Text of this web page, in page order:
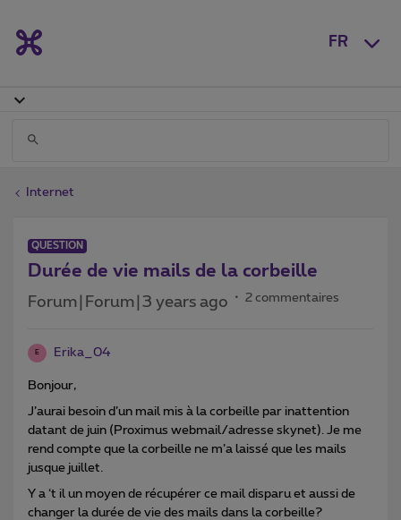
FR
Internet
QUESTION
Durée de vie mails de la corbeille
Forum|Forum|3 years ago 2 commentaires
E Erika_04
Bonjour,
J’aurai besoin d’un mail mis à la corbeille par inattention
datant de juin (Proximus webmail/adresse skynet). Je me
rend compte que la corbeille ne m’a laissé que les mails
jusque juillet.
Y a ‘t il un moyen de récupérer ce mail disparu et aussi de
changer la durée de vie des mails dans la corbeille?